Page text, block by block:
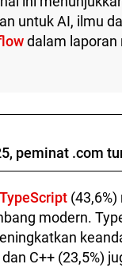
untuk AI, ilmu
dalam laporan
peminat .com
TypeScript
modern.
dan C++ (23,5%)